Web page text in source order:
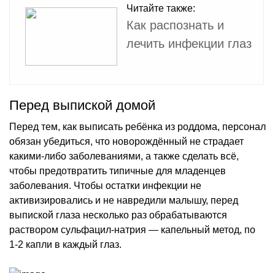
Читайте также:
Как распознать и
лечить инфекции глаз
Перед выпиской домой
Перед тем, как выписать ребёнка из роддома, персонал
обязан убедиться, что новорождённый не страдает
какими-либо заболеваниями, а также сделать всё,
чтобы предотвратить типичные для младенцев
заболевания. Чтобы остатки инфекции не
активизировались и не навредили малышу, перед
выпиской глаза несколько раз обрабатываются
раствором сульфацил-натрия — капельный метод, по
1-2 капли в каждый глаз.